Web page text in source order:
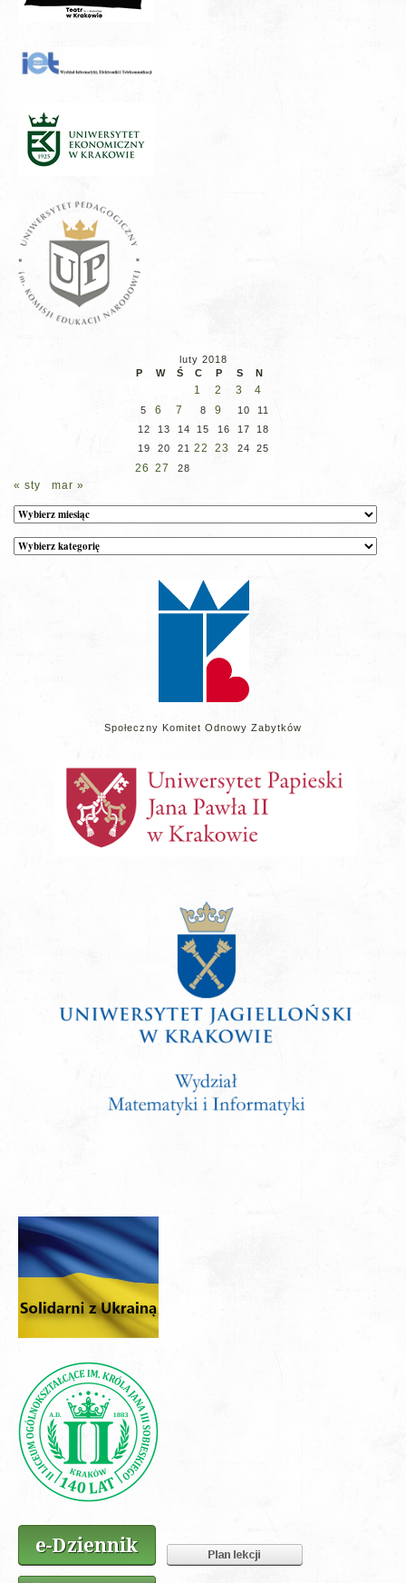
luty 2018
P
W Ś C P S N
1 2 3 4
5 6 7 8 9 10
11
12
13 14 15 16 17
18
19
20 21 22 23 24 25
26 27 28
« sty mar »
Archiwum
Kategorie
wpisów
Społeczny Komitet Odnowy Zabytków